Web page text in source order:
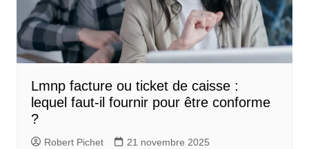
Lmnp facture ou ticket de caisse :
lequel faut-il fournir pour être conforme
?
Robert Pichet 21 novembre 2025